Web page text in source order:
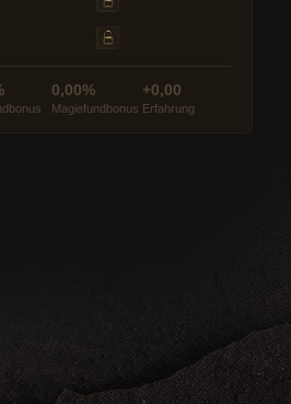
0,00%
Magiefundbonus
+0,00
Erfahrung